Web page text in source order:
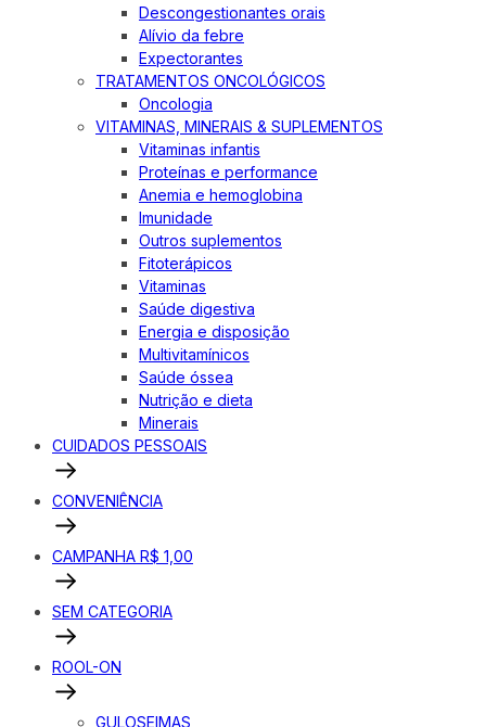
Descongestionantes orais
Alívio da febre
Expectorantes
TRATAMENTOS ONCOLÓGICOS
Oncologia
VITAMINAS, MINERAIS & SUPLEMENTOS
Vitaminas infantis
Proteínas e performance
Anemia e hemoglobina
Imunidade
Outros suplementos
Fitoterápicos
Vitaminas
Saúde digestiva
Energia e disposição
Multivitamínicos
Saúde óssea
Nutrição e dieta
Minerais
CUIDADOS PESSOAIS
CONVENIÊNCIA
CAMPANHA R$ 1,00
SEM CATEGORIA
ROOL-ON
GULOSEIMAS